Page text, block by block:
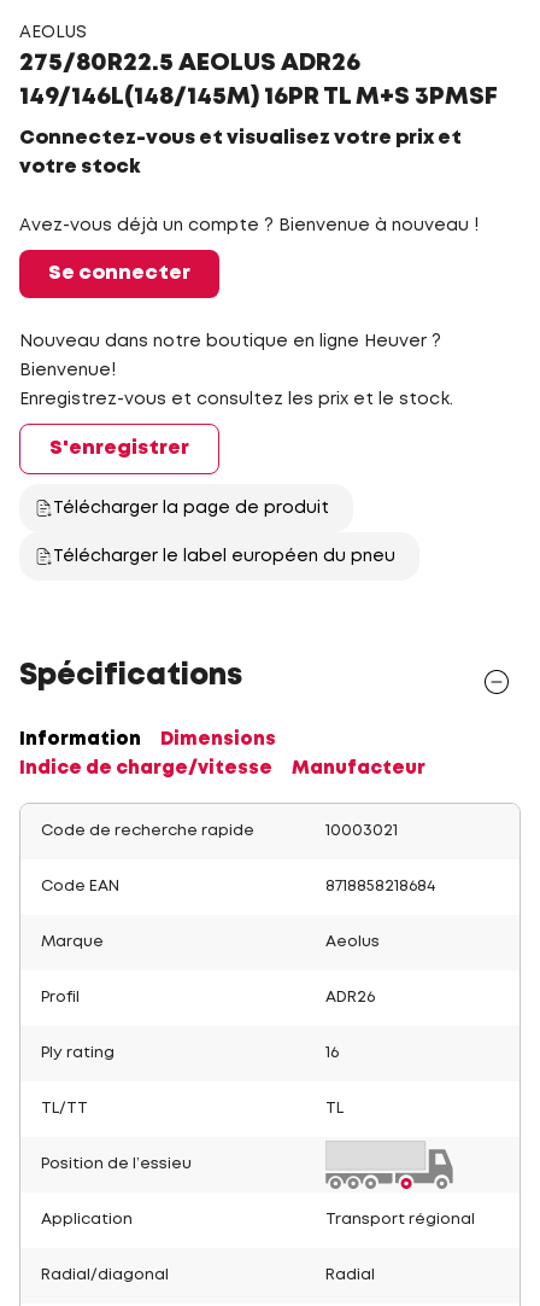
AEOLUS
275/80R22.5 AEOLUS ADR26
149/146L(148/145M) 16PR TL M+S 3PMSF
Connectez-vous et visualisez votre prix et
votre stock
Avez-vous déjà un compte ? Bienvenue à nouveau !
Se connecter
Nouveau dans notre boutique en ligne Heuver ?
Bienvenue!
Enregistrez-vous et consultez les prix et le stock.
S'enregistrer
Télécharger la page de produit
Télécharger le label européen du pneu
Spécifications
Information
Dimensions
Indice de charge/vitesse
Manufacteur
Code de recherche rapide 10003021
Code EAN 8718858218684
Marque Aeolus
Profil ADR26
Ply rating 16
TL/TT
Position de l’essieu
Application Transport régional
Radial/diagonal Radial